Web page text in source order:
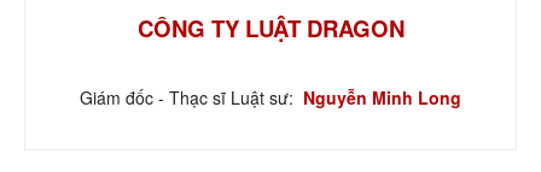
CÔNG TY LUẬT DRAGON
Giám đốc - Thạc sĩ Luật sư: Nguyễn Minh Long